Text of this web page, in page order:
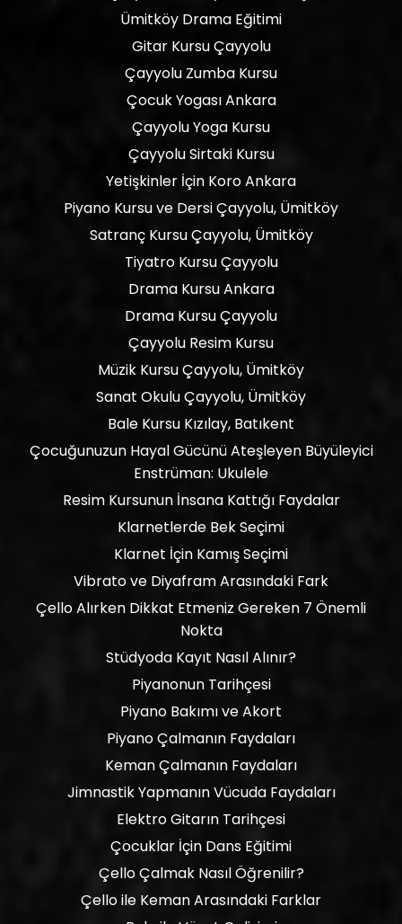
Ümitköy Drama Eğitimi
Gitar Kursu Çayyolu
Çayyolu Zumba Kursu
Çocuk Yogası Ankara
Çayyolu Yoga Kursu
Çayyolu Sirtaki Kursu
Yetişkinler İçin Koro Ankara
Piyano Kursu ve Dersi Çayyolu, Ümitköy
Satranç Kursu Çayyolu, Ümitköy
Tiyatro Kursu Çayyolu
Drama Kursu Ankara
Drama Kursu Çayyolu
Çayyolu Resim Kursu
Müzik Kursu Çayyolu, Ümitköy
Sanat Okulu Çayyolu, Ümitköy
Bale Kursu Kızılay, Batıkent
Çocuğunuzun Hayal Gücünü Ateşleyen Büyüleyici
Enstrüman: Ukulele
Resim Kursunun İnsana Kattığı Faydalar
Klarnetlerde Bek Seçimi
Klarnet İçin Kamış Seçimi
Vibrato ve Diyafram Arasındaki Fark
Çello Alırken Dikkat Etmeniz Gereken 7 Önemli
Nokta
Stüdyoda Kayıt Nasıl Alınır?
Piyanonun Tarihçesi
Piyano Bakımı ve Akort
Piyano Çalmanın Faydaları
Keman Çalmanın Faydaları
Jimnastik Yapmanın Vücuda Faydaları
Elektro Gitarın Tarihçesi
Çocuklar İçin Dans Eğitimi
Çello Çalmak Nasıl Öğrenilir?
Çello ile Keman Arasındaki Farklar